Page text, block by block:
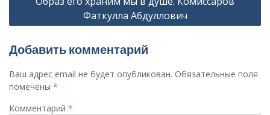
Фаткулла Абдуллович
Добавить комментарий
Ваш адрес email не будет опубликован. Обязательные поля
помечены *
Комментарий *